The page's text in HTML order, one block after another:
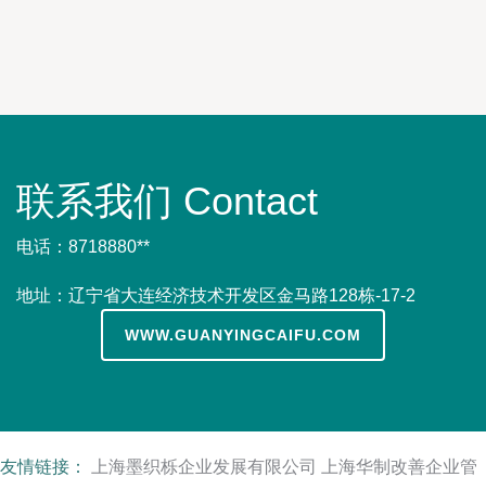
联系我们 Contact
电话：8718880**
地址：辽宁省大连经济技术开发区金马路128栋-17-2
WWW.GUANYINGCAIFU.COM
友情链接： 上海墨织栎企业发展有限公司
上海华制改善企业管